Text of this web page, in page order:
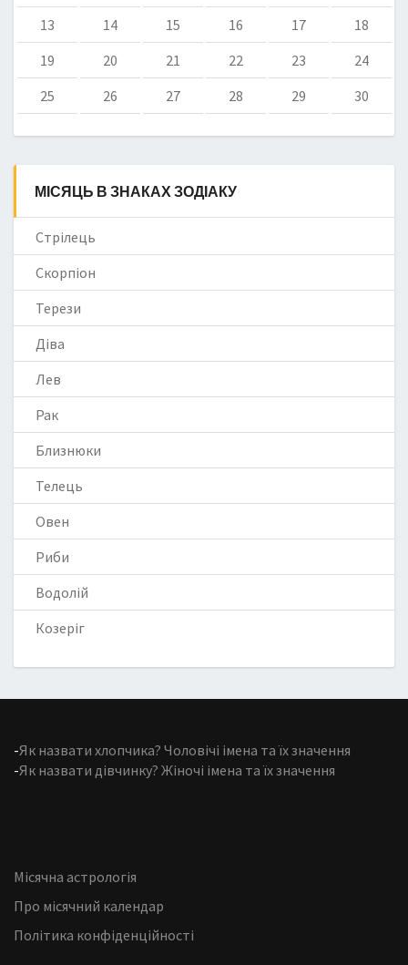
13
14 15 16 17
18
19
20 21 22 23
24
25
26 27 28 29 30
МІСЯЦЬ В ЗНАКАХ ЗОДІАКУ
Стрілець
Скорпіон
Терези
Діва
Лев
Рак
Близнюки
Телець
Овен
Риби
Водолій
Козеріг
-Як назвати хлопчика? Чоловічі імена та їх значення
-Як назвати дівчинку? Жіночі імена та їх значення
Місячна астрологія
Про місячний календар
Політика конфіденційності